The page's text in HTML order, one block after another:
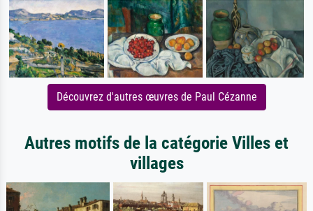
Découvrez d'autres œuvres de Paul Cézanne
Autres motifs de la catégorie Villes et
villages